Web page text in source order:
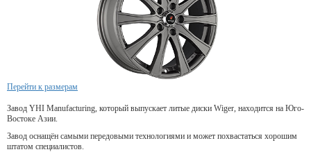
Перейти к размерам
Завод YHI Manufacturing, который выпускает литые диски Wiger, находится на Юго-
Востоке Азии.
Завод оснащён самыми передовыми технологиями и может похвастаться хорошим
штатом специалистов.